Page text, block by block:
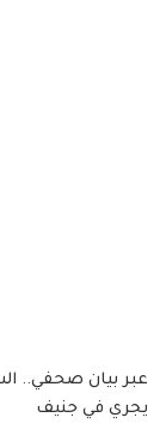
عبر بيان صحفي..
يجري في جنيف